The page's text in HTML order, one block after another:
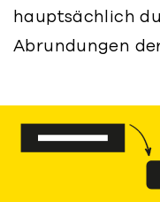
hauptsächlich
Abrundungen